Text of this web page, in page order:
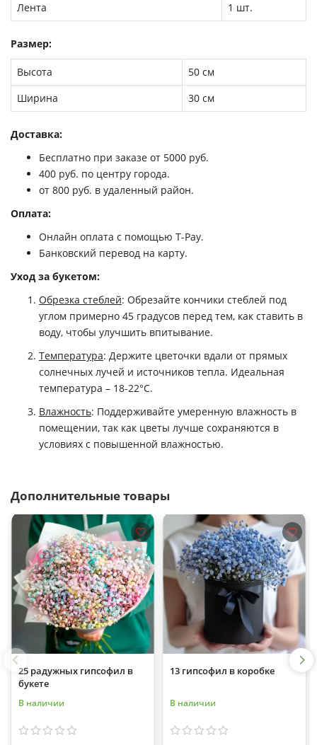
Лента
1 шт.
Размер:
Высота
50 см
Ширина
30 см
Доставка:
Бесплатно при заказе от 5000 руб.
400 руб. по центру города.
от 800 руб. в удаленный район.
Оплата:
Онлайн оплата с помощью Т-Pay.
Банковский перевод на карту.
Уход за букетом:
Обрезка стеблей: Обрезайте кончики стеблей под
углом примерно 45 градусов перед тем, как ставить в
воду, чтобы улучшить впитывание.
Температура: Держите цветочки вдали от прямых
солнечных лучей и источников тепла. Идеальная
температура – 18-22°C.
Влажность: Поддерживайте умеренную влажность в
помещении, так как цветы лучше сохраняются в
условиях с повышенной влажностью.
Дополнительные товары
25 радужных гипсофил в
букете
В наличии
13 гипсофил в коробке
В наличии